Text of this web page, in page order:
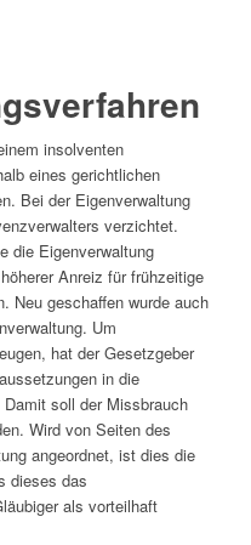
insolventen
eines gerichtlichen
Bei der Eigenverwaltung
verzichtet.
die Eigenverwaltung
Anreiz für frühzeitige
Neu geschaffen wurde auch
Um
hat der Gesetzgeber
in die
soll der Missbrauch
Wird von Seiten des
angeordnet, ist dies die
dieses das
als vorteilhaft